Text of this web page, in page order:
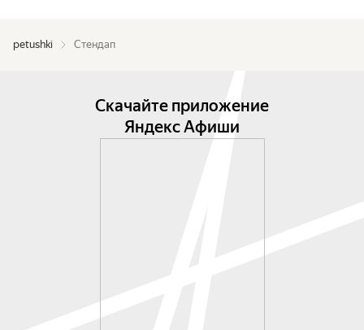
petushki Стендап
Скачайте приложение
Яндекс Афиши